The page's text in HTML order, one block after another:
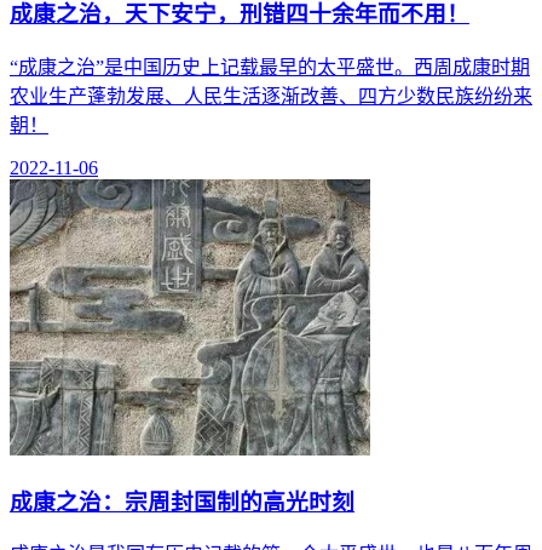
成康之治，天下安宁，刑错四十余年而不用！
“成康之治”是中国历史上记载最早的太平盛世。西周成康时期
农业生产蓬勃发展、人民生活逐渐改善、四方少数民族纷纷来
朝！
2022-11-06
成康之治：宗周封国制的高光时刻